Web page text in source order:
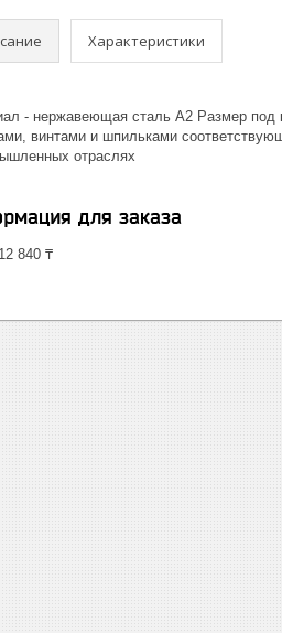
Характеристики
- нержавеющая сталь А2 Размер
винтами и шпильками
отраслях
для заказа
12 840 ₸